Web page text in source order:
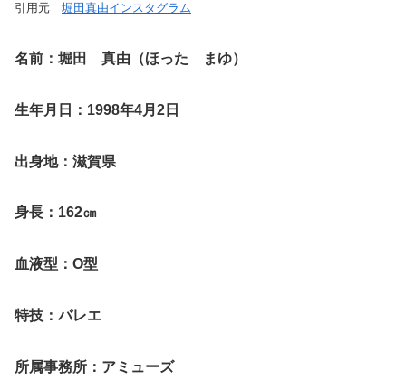
引用元 堀田真由インスタグラム
名前：堀田 真由（ほった まゆ）
生年月日：1998年4月2日
出身地：滋賀県
身長：162㎝
血液型：O型
特技：バレエ
所属事務所：アミューズ